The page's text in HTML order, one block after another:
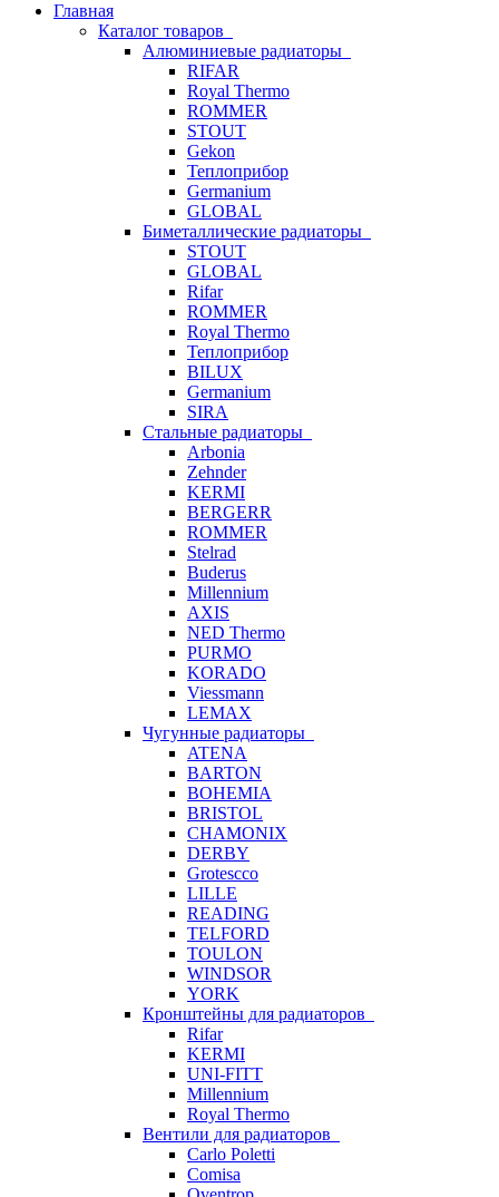
Главная
Каталог товаров
Алюминиевые радиаторы
RIFAR
Royal Thermo
ROMMER
STOUT
Gekon
Теплоприбор
Germanium
GLOBAL
Биметаллические радиаторы
STOUT
GLOBAL
Rifar
ROMMER
Royal Thermo
Теплоприбор
BILUX
Germanium
SIRA
Стальные радиаторы
Arbonia
Zehnder
KERMI
BERGERR
ROMMER
Stelrad
Buderus
Millennium
AXIS
NED Thermo
PURMO
KORADO
Viessmann
LEMAX
Чугунные радиаторы
ATENA
BARTON
BOHEMIA
BRISTOL
CHAMONIX
DERBY
Grotescco
LILLE
READING
TELFORD
TOULON
WINDSOR
YORK
Кронштейны для радиаторов
Rifar
KERMI
UNI-FITT
Millennium
Royal Thermo
Вентили для радиаторов
Carlo Poletti
Comisa